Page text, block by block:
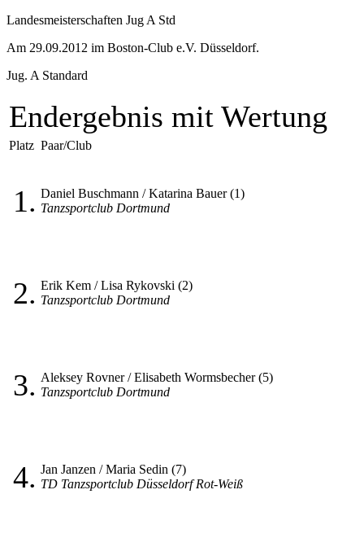
Landesmeisterschaften Jug A Std
Am 29.09.2012 im Boston-Club e.V. Düsseldorf.
Jug. A Standard
Endergebnis mit Wertung
Platz Paar/Club
1. Daniel Buschmann / Katarina Bauer (1)
Tanzsportclub Dortmund
2. Erik Kem / Lisa Rykovski (2)
Tanzsportclub Dortmund
3. Aleksey Rovner / Elisabeth Wormsbecher (5)
Tanzsportclub Dortmund
4. Jan Janzen / Maria Sedin (7)
TD Tanzsportclub Düsseldorf Rot-Weiß